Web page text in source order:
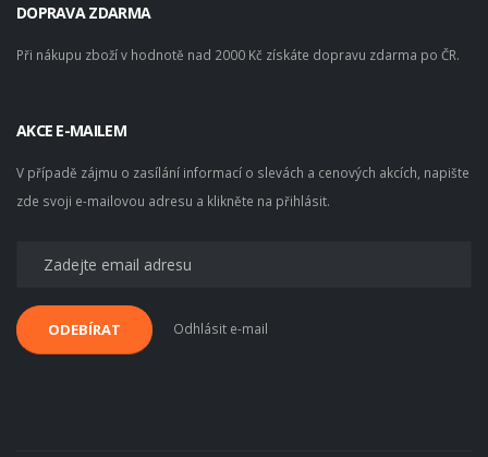
DOPRAVA ZDARMA
Při nákupu zboží v hodnotě nad 2000 Kč získáte dopravu zdarma po ČR.
AKCE E-MAILEM
V případě zájmu o zasílání informací o slevách a cenových akcích, napište
zde svoji e-mailovou adresu a klikněte na přihlásit.
ODEBÍRAT Odhlásit e-mail